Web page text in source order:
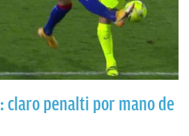
claro penalti por mano de